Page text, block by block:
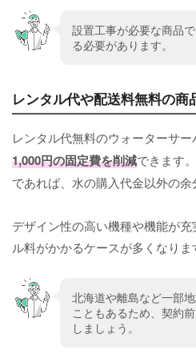
設置工事が必要な商品
る必要があります。
レンタル代や配送料無料の商
レンタル代無料のウォーターサー
1,000円の固定費を削減できます
であれば、水の購入代金以外の余
デザイン性の高い機種や機能が
ル料がかかるケースが多くなりま
北海道や離島など一部
こともあるため、契約
しましょう。